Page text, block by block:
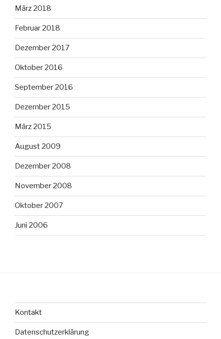
März 2018
Februar 2018
Dezember 2017
Oktober 2016
September 2016
Dezember 2015
März 2015
August 2009
Dezember 2008
November 2008
Oktober 2007
Juni 2006
Kontakt
Datenschutzerklärung